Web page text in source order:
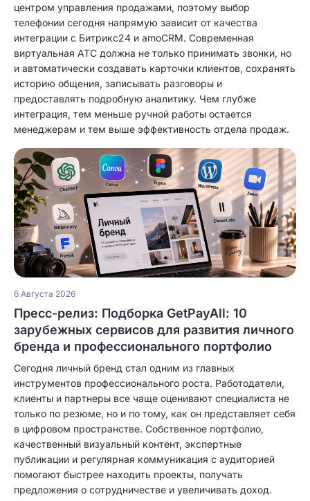
центром управления продажами, поэтому выбор
телефонии сегодня напрямую зависит от качества
интеграции с Битрикс24 и amoCRM. Современная
виртуальная АТС должна не только принимать звонки, но
и автоматически создавать карточки клиентов, сохранять
историю общения, записывать разговоры и
предоставлять подробную аналитику. Чем глубже
интеграция, тем меньше ручной работы остается
менеджерам и тем выше эффективность отдела продаж.
6 Августа 2026
Пресс-релиз: Подборка GetPayAll: 10
зарубежных сервисов для развития личного
бренда и профессионального портфолио
Сегодня личный бренд стал одним из главных
инструментов профессионального роста. Работодатели,
клиенты и партнеры все чаще оценивают специалиста не
только по резюме, но и по тому, как он представляет себя
в цифровом пространстве. Собственное портфолио,
качественный визуальный контент, экспертные
публикации и регулярная коммуникация с аудиторией
помогают быстрее находить проекты, получать
предложения о сотрудничестве и увеличивать доход.